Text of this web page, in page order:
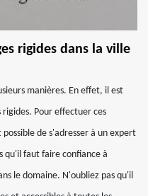
rigides dans la ville
manières. En effet, il est
rigides. Pour effectuer ces
de s'adresser à un expert
qu'il faut faire confiance à
le domaine. N'oubliez pas qu'il